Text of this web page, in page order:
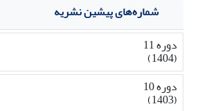
شماره‌های پیشین نشریه
دوره 11
(1404)
دوره 10
(1403)